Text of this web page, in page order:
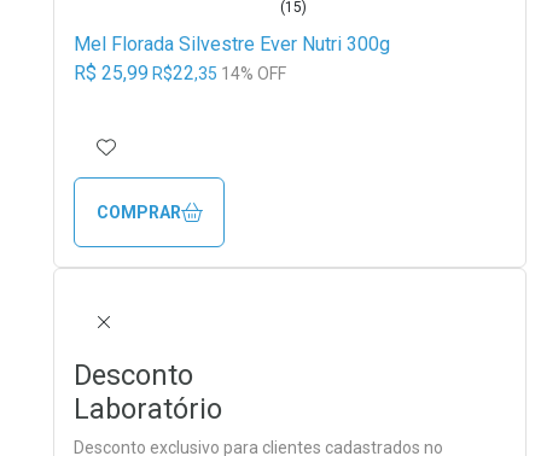
(15)
Mel Florada Silvestre Ever Nutri 300g
R$ 25,99 R$22,35 14% OFF
ADICIONAR AOS FAVORITOS
COMPRAR
FECHAR
Desconto
Laboratório
Desconto exclusivo para clientes cadastrados no